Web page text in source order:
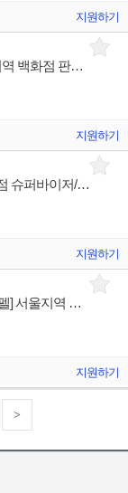
지원하기
보테가베네타코리아 [BOTTEGA VENETA] 서울지역 백화점 판매사원 채용
지원하기
리치몬트코리아 [Cartier/까르띠에] 서울지역 백화점 슈퍼바이저/판매사원/어드민 채용
지원하기
리치몬트코리아 [Van Cleef & Arpels/반클리프앤아펠] 서울지역 백화점 판매사원 채용
지원하기
>